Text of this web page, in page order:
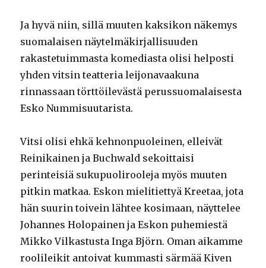
Ja hyvä niin, sillä muuten kaksikon näkemys
suomalaisen näytelmäkirjallisuuden
rakastetuimmasta komediasta olisi helposti
yhden vitsin teatteria leijonavaakuna
rinnassaan törttöilevästä perussuomalaisesta
Esko Nummisuutarista.
Vitsi olisi ehkä kehnonpuoleinen, elleivät
Reinikainen ja Buchwald sekoittaisi
perinteisiä sukupuolirooleja myös muuten
pitkin matkaa. Eskon mielitiettyä Kreetaa, jota
hän suurin toivein lähtee kosimaan, näyttelee
Johannes Holopainen ja Eskon puhemiestä
Mikko Vilkastusta Inga Björn. Oman aikamme
roolileikit antoivat kummasti särmää Kiven